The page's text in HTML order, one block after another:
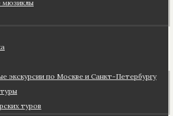
мюзиклы
экскурсии по Москве и Санкт-Петербургу
туров